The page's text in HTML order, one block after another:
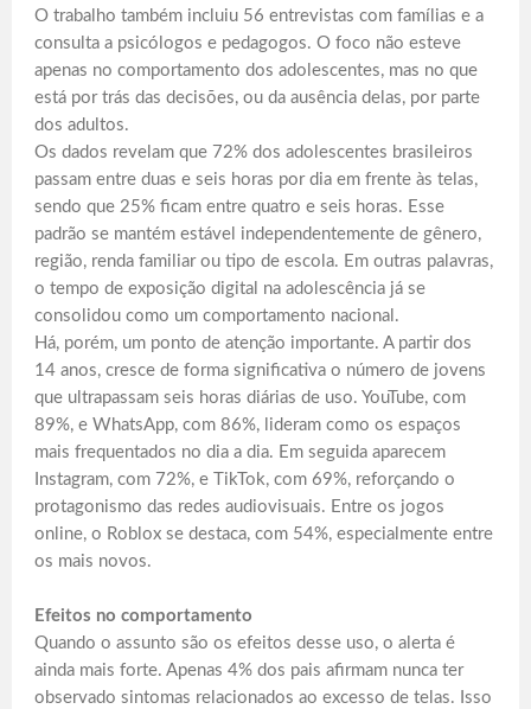
O trabalho também incluiu 56 entrevistas com famílias e a
consulta a psicólogos e pedagogos. O foco não esteve
apenas no comportamento dos adolescentes, mas no que
está por trás das decisões, ou da ausência delas, por parte
dos adultos.
Os dados revelam que 72% dos adolescentes brasileiros
passam entre duas e seis horas por dia em frente às telas,
sendo que 25% ficam entre quatro e seis horas. Esse
padrão se mantém estável independentemente de gênero,
região, renda familiar ou tipo de escola. Em outras palavras,
o tempo de exposição digital na adolescência já se
consolidou como um comportamento nacional.
Há, porém, um ponto de atenção importante. A partir dos
14 anos, cresce de forma significativa o número de jovens
que ultrapassam seis horas diárias de uso. YouTube, com
89%, e WhatsApp, com 86%, lideram como os espaços
mais frequentados no dia a dia. Em seguida aparecem
Instagram, com 72%, e TikTok, com 69%, reforçando o
protagonismo das redes audiovisuais. Entre os jogos
online, o Roblox se destaca, com 54%, especialmente entre
os mais novos.
Efeitos no comportamento
Quando o assunto são os efeitos desse uso, o alerta é
ainda mais forte. Apenas 4% dos pais afirmam nunca ter
observado sintomas relacionados ao excesso de telas. Isso